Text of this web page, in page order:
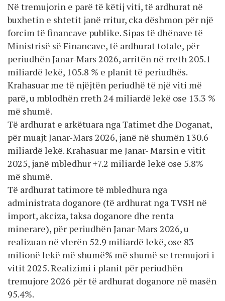
Në tremujorin e parë të këtij viti, të ardhurat në
buxhetin e shtetit janë rritur, cka dëshmon për një
forcim të financave publike. Sipas të dhënave të
Ministrisë së Financave, të ardhurat totale, për
periudhën Janar-Mars 2026, arritën në rreth 205.1
miliardë lekë, 105.8 % e planit të periudhës.
Krahasuar me të njëjtën periudhë të një viti më
parë, u mblodhën rreth 24 miliardë lekë ose 13.3 %
më shumë.
Të ardhurat e arkëtuara nga Tatimet dhe Doganat,
për muajt Janar-Mars 2026, janë në shumën 130.6
miliardë lekë. Krahasuar me Janar- Marsin e vitit
2025, janë mbledhur +7.2 miliardë lekë ose 5.8%
më shumë.
Të ardhurat tatimore të mbledhura nga
administrata doganore (të ardhurat nga TVSH në
import, akciza, taksa doganore dhe renta
minerare), për periudhën Janar-Mars 2026, u
realizuan në vlerën 52.9 miliardë lekë, ose 83
milionë lekë më shumë% më shumë se tremujori i
vitit 2025. Realizimi i planit për periudhën
tremujore 2026 për të ardhurat doganore në masën
95.4%.